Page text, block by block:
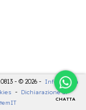
CHATTA
- © 2026 - Informativa
- Dichiarazione di